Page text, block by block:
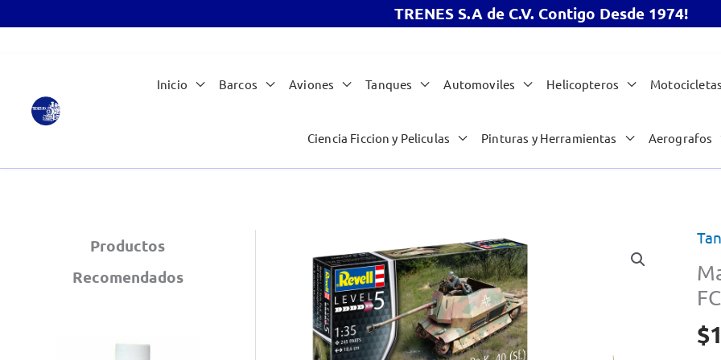
TRENES S.A de C.V. Contigo Desde 1974!
contenido
Inicio Barcos Aviones Tanques Automoviles Helicopteros
Ciencia Ficcion y Peliculas Pinturas y Herramientas Aerografos
Productos
Recomendados
$